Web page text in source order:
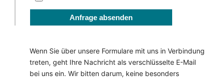
Anfrage absenden
Wenn Sie über unsere Formulare mit uns in Verbindung
treten, geht Ihre Nachricht als verschlüsselte E-Mail
bei uns ein. Wir bitten darum, keine besonders